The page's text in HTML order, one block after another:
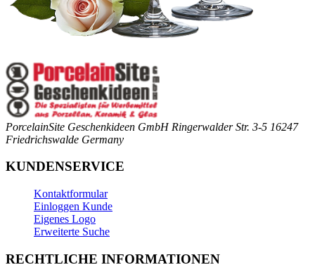
PorcelainSite Geschenkideen GmbH Ringerwalder Str. 3-5 16247
Friedrichswalde Germany
KUNDENSERVICE
Kontaktformular
Einloggen Kunde
Eigenes Logo
Erweiterte Suche
RECHTLICHE INFORMATIONEN